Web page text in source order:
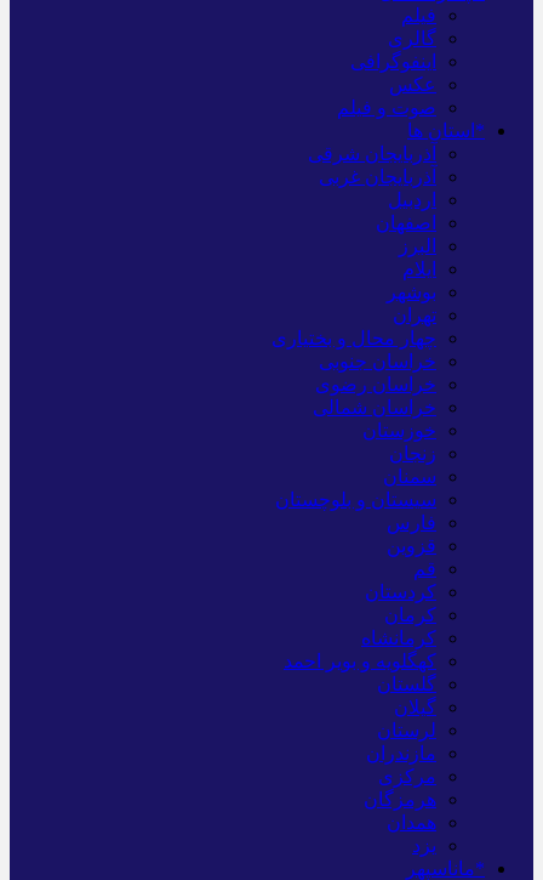
فیلم
گالری
اینفوگرافی
عکس
صوت و فیلم
*استان ها
آذربایجان شرقی
آذربایجان غربی
اردبیل
اصفهان
البرز
ایلام
بوشهر
تهران
چهار محال و بختیاری
خراسان جنوبی
خراسان رضوی
خراسان شمالی
خوزستان
زنجان
سمنان
سیستان و بلوچستان
فارس
قزوین
قم
کردستان
کرمان
کرمانشاه
کهگلویه و بویر احمد
گلستان
گیلان
لرستان
مازندران
مرکزی
هرمزگان
همدان
یزد
*ماناسپهر